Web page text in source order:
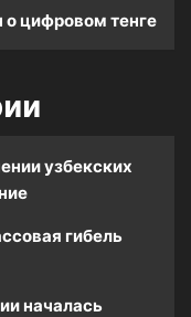
о цифровом тенге
узбекских
гибель
началась